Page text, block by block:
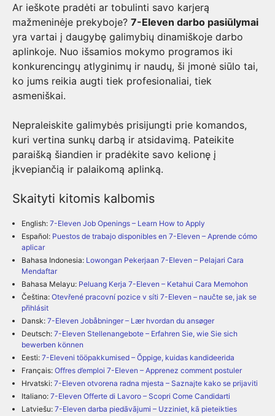
Ar ieškote pradėti ar tobulinti savo karjerą
mažmeninėje prekyboje? 7-Eleven darbo pasiūlymai
yra vartai į daugybę galimybių dinamiškoje darbo
aplinkoje. Nuo išsamios mokymo programos iki
konkurencingų atlyginimų ir naudų, ši įmonė siūlo tai,
ko jums reikia augti tiek profesionaliai, tiek
asmeniškai.
Nepraleiskite galimybės prisijungti prie komandos,
kuri vertina sunkų darbą ir atsidavimą. Pateikite
paraišką šiandien ir pradėkite savo kelionę į
įkvepiančią ir palaikomą aplinką.
Skaityti kitomis kalbomis
English: 7-Eleven Job Openings – Learn How to Apply
Español: Puestos de trabajo disponibles en 7-Eleven – Aprende cómo
aplicar
Bahasa Indonesia: Lowongan Pekerjaan 7-Eleven – Pelajari Cara
Mendaftar
Bahasa Melayu: Peluang Kerja 7-Eleven – Ketahui Cara Memohon
Čeština: Otevřené pracovní pozice v síti 7-Eleven – naučte se, jak se
přihlásit
Dansk: 7-Eleven Jobåbninger – Lær hvordan du ansøger
Deutsch: 7-Eleven Stellenangebote – Erfahren Sie, wie Sie sich
bewerben können
Eesti: 7-Eleveni tööpakkumised – Õppige, kuidas kandideerida
Français: Offres d’emploi 7-Eleven – Apprenez comment postuler
Hrvatski: 7-Eleven otvorena radna mjesta – Saznajte kako se prijaviti
Italiano: 7-Eleven Offerte di Lavoro – Scopri Come Candidarti
Latviešu: 7-Eleven darba piedāvājumi – Uzziniet, kā pieteikties